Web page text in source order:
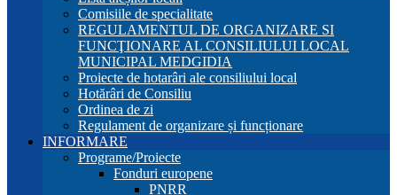
Comisiile de specialitate
REGULAMENTUL DE ORGANIZARE SI
FUNCŢIONARE AL CONSILIULUI LOCAL
MUNICIPAL MEDGIDIA
Proiecte de hotarâri ale consiliului local
Hotărâri de Consiliu
Ordinea de zi
Regulament de organizare și funcționare
INFORMARE
Programe/Proiecte
Fonduri europene
PNRR